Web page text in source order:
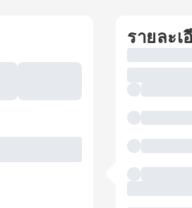
รายละเ